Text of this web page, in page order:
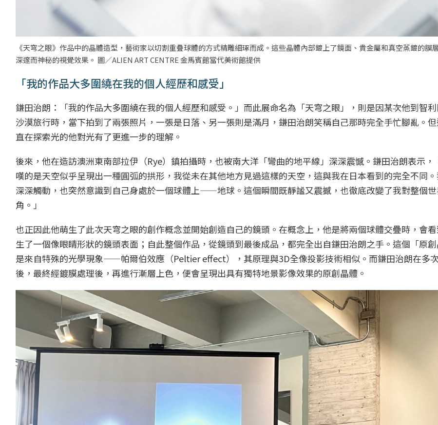
《天穹之眼》作品中的晶體造型，藝術家以切割重疊球體的方式精雕細琢而成。這些晶體內部鍍上了鏡面、貴金屬和真空蒸鍍的膜
深邃而神秘的視覺效果。 圖／ALIEN ART CENTRE 金馬賓館當代美術館提供
「我的作品大多圍繞在我的個人經歷和感受」
鎌田治朗：「我的作品大多圍繞在我的個人經歷和感受。」而此展命名為「天穹之眼」，則是因某次他到智
沙漠旅行時，當下拍到了兩張照片，一張是日落、另一張則是滿月，鎌田治朗笑稱自己那時完全手忙腳亂。
直在探索光的他對光有了更進一步的理解。
後來，他在造訪澳洲東南部拉伊（Rye）鎮拍攝時，也被南大洋「彎曲的地平線」深深震憾。鎌田治朗表示，
嘆的是天空似乎呈現出一種圓弧的拱形，我從未在其他地方見過這樣的天空，這與我在日本看到的完全不同
深深觸動，也突然意識到自己身處於一個球體上——地球。這個瞬間既靜謐又震撼，也徹底改變了我對整個
角。」
也正因此他萌生了此次天穹之眼的創作概念並開始創造自己的鏡頭。在概念上，他是將兩個球體交疊時，會
生了一個像眼睛形狀的鏡頭表面；自此整個作品，從鏡頭到最後成品，都完全出自鎌田治朗之手。這個「原
是來自特殊的光學現象——帕爾伯效應（Peltier effect），其原理與3D全像投影技術相似。而鎌田治朗在多
後，最終經鍍膜處理後，再進行漸層上色，便會呈現出具有獨特地景影像效果的原創晶體。